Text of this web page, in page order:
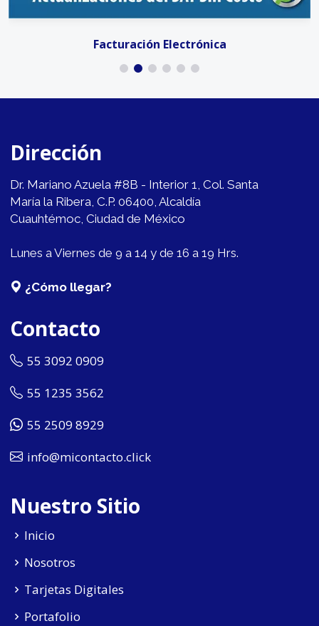
Facturación Electrónica
Dirección
Dr. Mariano Azuela #8B - Interior 1, Col. Santa
María la Ribera, C.P. 06400, Alcaldía
Cuauhtémoc, Ciudad de México
Lunes a Viernes de 9 a 14 y de 16 a 19 Hrs.
¿Cómo llegar?
Contacto
55 3092 0909
55 1235 3562
55 2509 8929
info@micontacto.click
Nuestro Sitio
Inicio
Nosotros
Tarjetas Digitales
Portafolio